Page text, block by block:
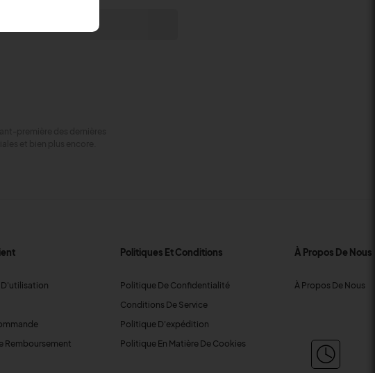
Remboursement
Politiques Et Conditions
Politique De Confidentialité
Conditions De Service
Politique D'expédition
Politique En Matière De Cookies
À Propos De Nous
À Propos De Nous